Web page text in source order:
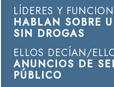
LÍDERES Y
HABLAN SOBRE
SIN DROGAS
ELLOS DECÍAN/
ANUNCIOS DE
PÚBLICO